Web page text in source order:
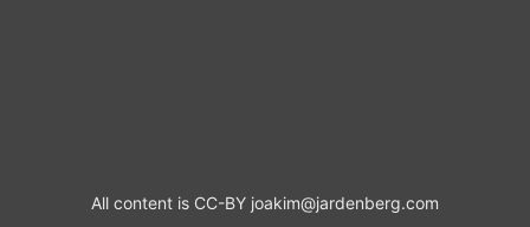
All content is CC-BY joakim@jardenberg.com